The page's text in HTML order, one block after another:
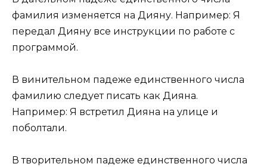
фамилия изменяется на Дияну. Например: Я
передал Дияну все инструкции по работе с
программой.
В винительном падеже единственного числа
фамилию следует писать как Дияна.
Например: Я встретил Дияна на улице и
поболтали.
В творительном падеже единственного числа